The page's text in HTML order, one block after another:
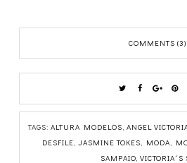
COMMENTS (3)
TAGS: ALTURA MODELOS, ANGEL
DESFILE, JASMINE TOKES, MODA,
SAMPAIO, VICTORIA´S